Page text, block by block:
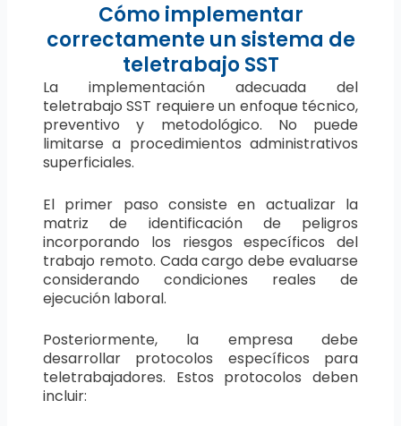
Cómo implementar
correctamente un sistema de
teletrabajo SST
La implementación adecuada del
teletrabajo SST requiere un enfoque técnico,
preventivo y metodológico. No puede
limitarse a procedimientos administrativos
superficiales.
El primer paso consiste en actualizar la
matriz de identificación de peligros
incorporando los riesgos específicos del
trabajo remoto. Cada cargo debe evaluarse
considerando condiciones reales de
ejecución laboral.
Posteriormente, la empresa debe
desarrollar protocolos específicos para
teletrabajadores. Estos protocolos deben
incluir: